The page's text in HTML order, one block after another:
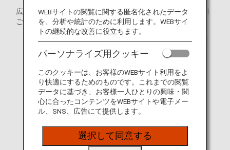
広々としたゆりかご「CRADLE」のような座席で快適にお過
ごしください。
* 運航する機材や座席仕様などは予告なく変更となる場
WEBサイトの閲覧に関する匿名化されたデータ
を、分析や統計のために利用します。WEBサイ
トの継続的な改善に役立ちます。
パーソナライズ用クッキー
このクッキーは、お客様のWEBサイト利用をよ
り快適にするためのものです。これまでの閲覧
データに基づき、お客様一人ひとりの興味・関
心に合ったコンテンツをWEBサイトや電子メー
ル、SNS、広告にて提供します。
選択して同意する